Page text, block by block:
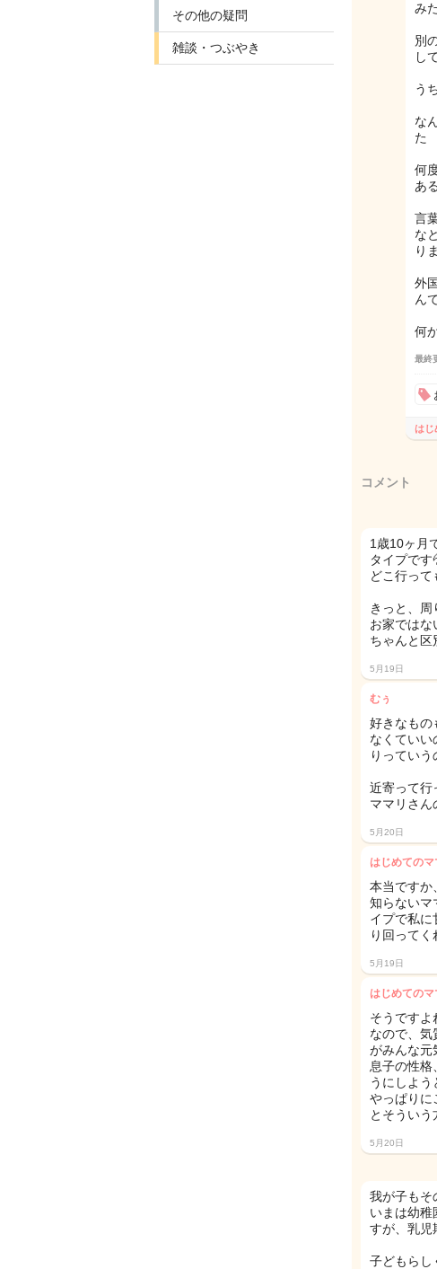
その他の疑問
雑談・つぶやき
み
別
し
う
な
た
何
あ
言
な
り
外
ん
何
最終
はじ
コメント
1歳10ヶ月
タイプです
どこ行っ
きっと、周
お家ではな
ちゃんと区
5月19日
むぅ
好きなもの
なくていい
りってい
近寄って行
ママリさ
5月20日
はじめてのマ
本当ですか
知らないマ
イプで私に
り回って
5月19日
はじめてのマ
そうですよ
なので、気
がみんな元
息子の性格
うにしよう
やっぱりに
とそういう
5月20日
我が子もそ
いまは幼稚
すが、乳児
子どもらし